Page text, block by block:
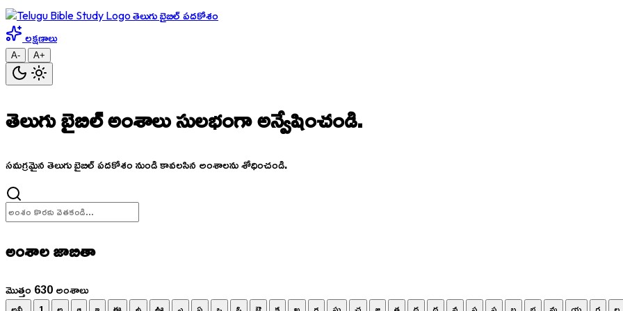
తెలుగు బైబిల్ పదకోశం
లక్షణాలు
A- A+
తెలుగు బైబిల్ అంశాలుసులభంగా అన్వేషించండి.
సమగ్రమైన తెలుగు బైబిల్ పదకోశం నుండి కావలసిన అంశాలను శోధించండి.
అంశాల జాబితా
మొత్తం 630 అంశాలు